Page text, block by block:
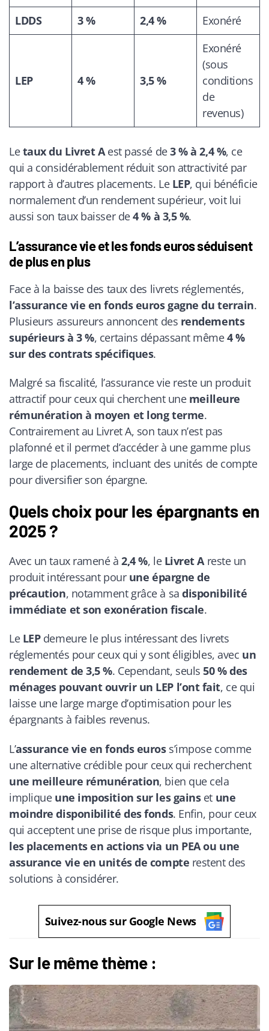
LDDS
3 % 2,4 % Exonéré
LEP 4 % 3,5 %
Exonéré
(sous
conditions
de
revenus)
Letaux du Livret Aest passé de3 % à 2,4 %, ce
qui a considérablement réduit son attractivité par
rapport à d’autres placements. Le LEP, qui bénéficie
normalement d’un rendement supérieur, voit lui
aussi son taux baisser de4 % à 3,5 %.
L’assurance vie et les fonds euros séduisent
de plus en plus
Face à la baisse des taux des livrets réglementés,
l’assurance vie en fonds euros gagne du terrain.
Plusieurs assureurs annoncent des rendements
supérieurs à 3 %, certains dépassant même4 %
sur des contrats spécifiques.
Malgré sa fiscalité, l’assurance vie reste un produit
attractif pour ceux qui cherchent une meilleure
rémunération à moyen et long terme.
Contrairement au Livret A, son taux n’est pas
plafonné et il permet d’accéder à une gamme plus
large de placements, incluant des unités de compte
pour diversifier son épargne.
Quels choix pour les épargnants en
2025 ?
Avec un taux ramené à2,4 %, le Livret Areste un
produit intéressant pour une épargne de
précaution, notamment grâce à sadisponibilité
immédiate et son exonération fiscale.
Le LEPdemeure le plus intéressant des livrets
réglementés pour ceux qui y sont éligibles, avec un
rendement de 3,5 %. Cependant, seuls50 % des
ménages pouvant ouvrir un LEP l’ont fait, ce qui
laisse une large marge d’optimisation pour les
épargnants à faibles revenus.
L’assurance vie en fonds euross’impose comme
une alternative crédible pour ceux qui recherchent
une meilleure rémunération, bien que cela
implique une imposition sur les gainset une
moindre disponibilité des fonds. Enfin, pour ceux
qui acceptent une prise de risque plus importante,
les placements en actions via un PEA ou une
assurance vie en unités de compte restent des
solutions à considérer.
Suivez-nous sur Google News
Sur le même thème :